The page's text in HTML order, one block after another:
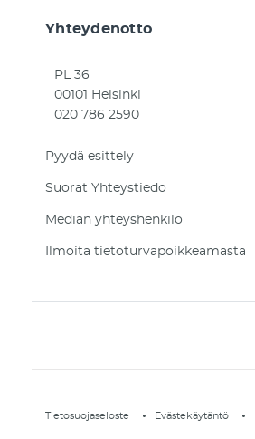
Yhteydenotto
PL 36
00101 Helsinki
020 786 2590
Pyydä esittely
Suorat Yhteystiedo
Median yhteyshenkilö
Ilmoita tietoturvapoikkeamasta
Tietosuojaseloste Evästekäytäntö